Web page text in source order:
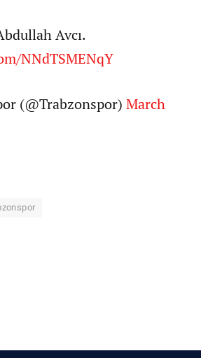
Avcı.
NNdTSMENqY
(@Trabzonspor)March